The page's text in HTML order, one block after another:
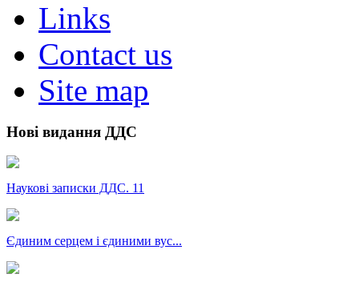
Links
Contact us
Site map
Нові видання ДДС
Наукові записки ДДС. 11
Єдиним серцем і єдиними вус...